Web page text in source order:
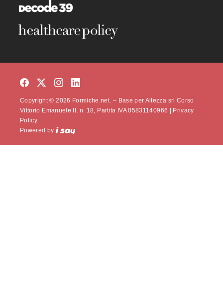
Copyright © 2026 Formiche.net. – Base per Altezza srl Corso
Vittorio Emanuele II, n. 18, Partita IVA 05831140966 | Privacy
Policy.
Powered by